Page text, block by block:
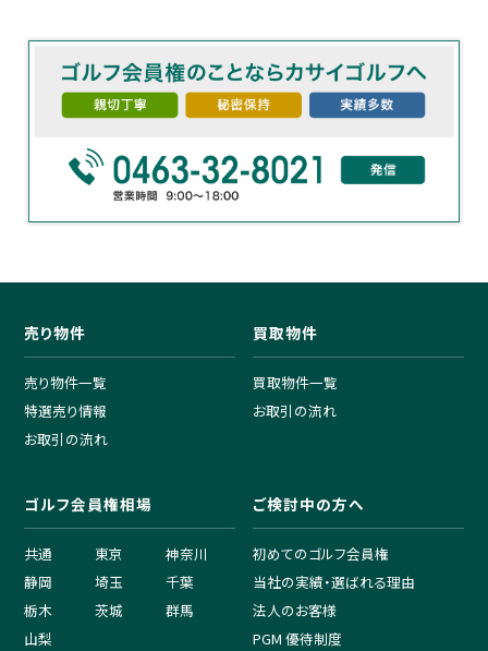
売り物件
売り物件一覧
特選売り情報
お取引の流れ
買取物件
買取物件一覧
お取引の流れ
ゴルフ会員権相場
共通 東京
神奈川
静岡
埼玉
千葉
栃木
茨城
群馬
山梨
ご検討中の方へ
初めてのゴルフ会員権
当社の実績・選ばれる理由
法人のお客様
PGM 優待制度